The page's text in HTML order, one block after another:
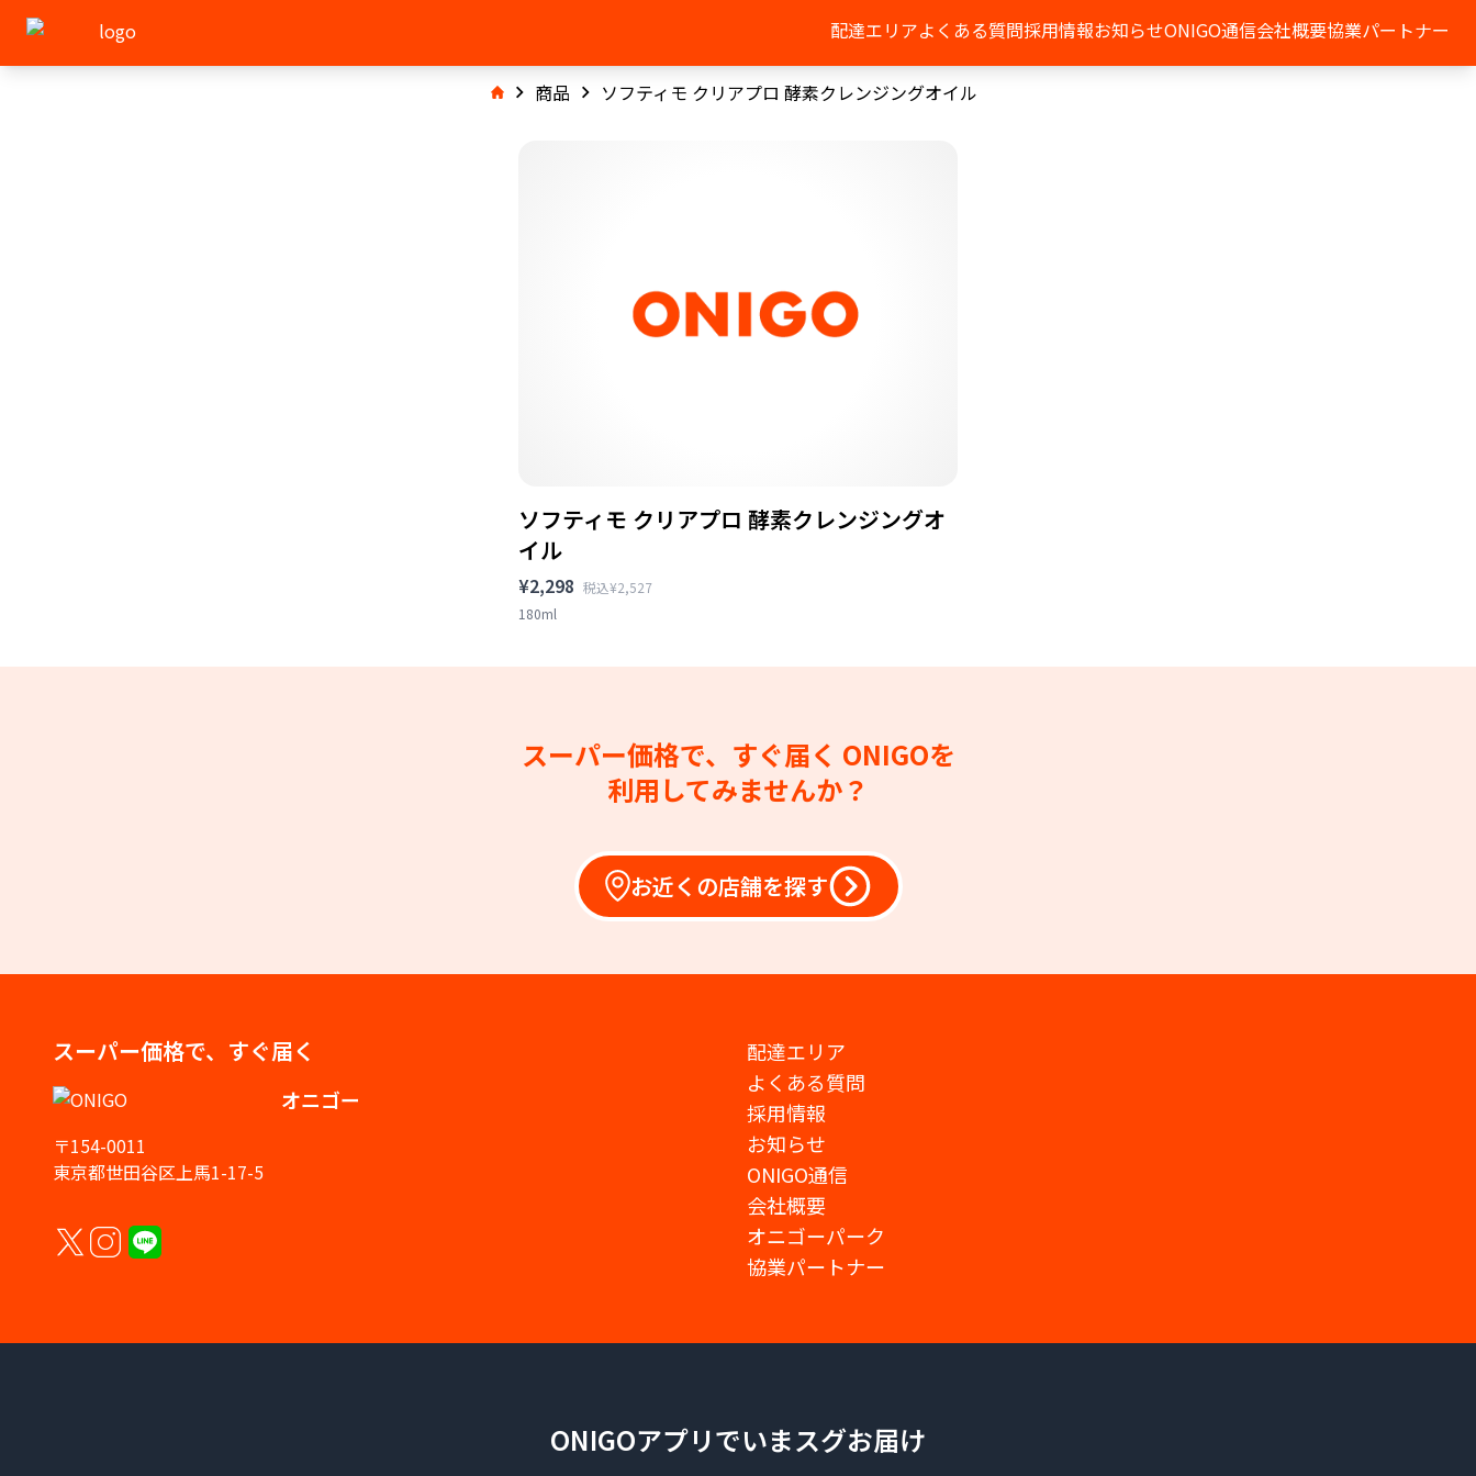
配達エリアよくある質問採用情報お知らせONIGO通信会社概要協業パートナー
商品 ソフティモ クリアプロ 酵素クレンジングオイル
ソフティモ クリアプロ 酵素クレンジングオ
イル
¥2,298 税込¥2,527
180ml
スーパー価格で、すぐ届く ONIGOを
利用してみませんか？
お近くの店舗を探す
スーパー価格で、すぐ届く
オニゴー
〒154-0011
東京都世田谷区上馬1-17-5
配達エリア
よくある質問
採用情報
お知らせ
ONIGO通信
会社概要
オニゴーパーク
協業パートナー
ONIGOアプリでいまスグお届け